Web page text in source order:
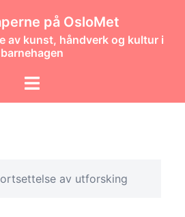
på OsloMet
av kunst, håndverk og kultur i
barnehagen
Toggle
av utforsking